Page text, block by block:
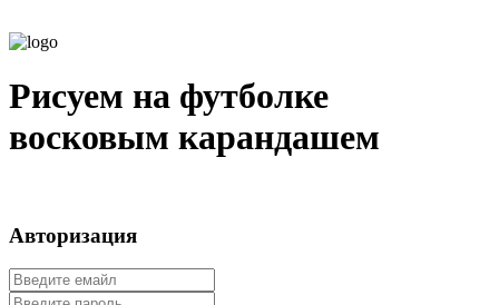
Рисуем на футболке
восковым карандашем
Авторизация